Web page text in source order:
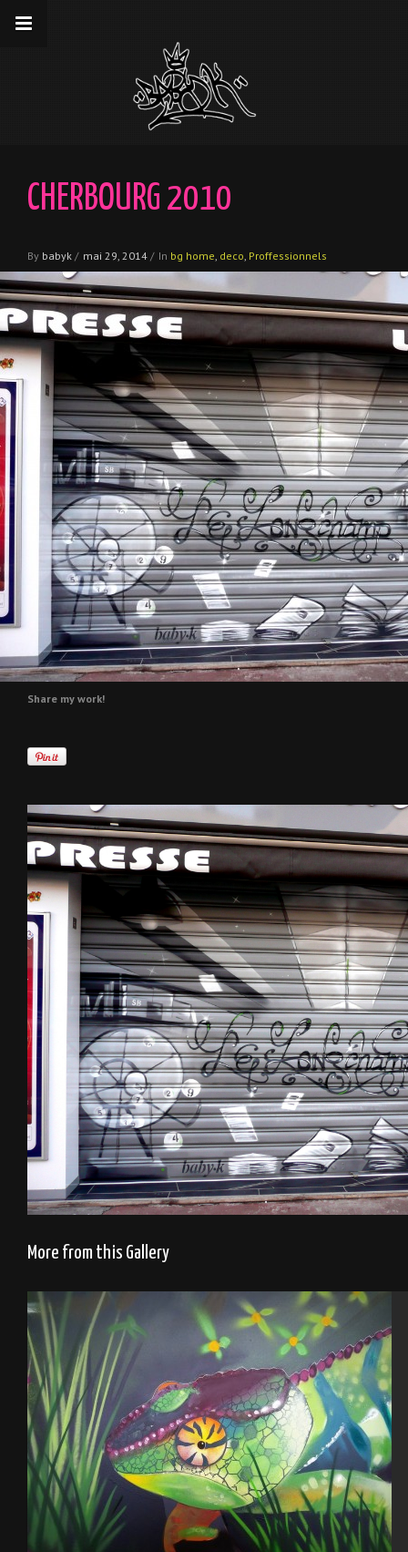
__gaTracker('send','pageview');
CHERBOURG 2010
By babyk / mai 29, 2014 / In bg home deco Proffessionnels
Share my work!
More from this Gallery